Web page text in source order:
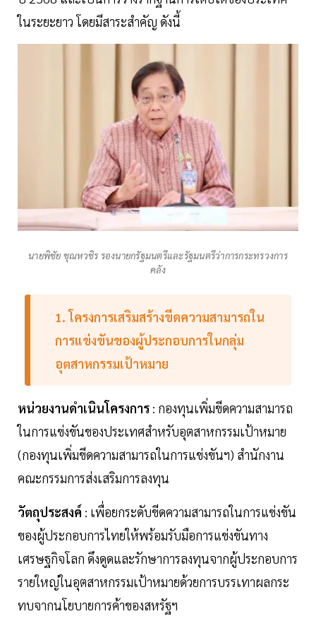
ในระยะยาว โดยมีสาระสำคัญ ดังนี้
นายพิชัย ชุณหวชิร รองนายกรัฐมนตรีและรัฐมนตรีว่าการกระทรวงการ
คลัง
1. โครงการเสริมสร้างขีดความสามารถใน
การแข่งขันของผู้ประกอบการในกลุ่ม
อุตสาหกรรมเป้าหมาย
หน่วยงานดำเนินโครงการ : กองทุนเพิ่มขีดความสามารถ
ในการแข่งขันของประเทศสำหรับอุตสาหกรรมเป้าหมาย
(กองทุนเพิ่มขีดความสามารถในการแข่งขันฯ) สำนักงาน
คณะกรรมการส่งเสริมการลงทุน
วัตถุประสงค์ : เพื่อยกระดับขีดความสามารถในการแข่งขัน
ของผู้ประกอบการไทยให้พร้อมรับมือการแข่งขันทาง
เศรษฐกิจโลก ดึงดูดและรักษาการลงทุนจากผู้ประกอบการ
รายใหญ่ในอุตสาหกรรมเป้าหมายด้วยการบรรเทาผลกระ
ทบจากนโยบายการค้าของสหรัฐฯ